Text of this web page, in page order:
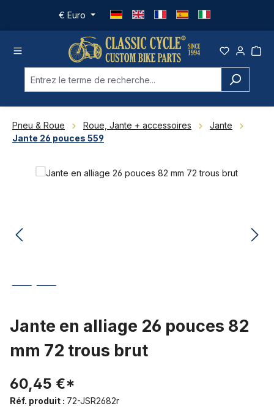
Passer au contenu principal
€ Euro
Pneu & Roue Roue, Jante + accessoires
Jante
Jante 26 pouces 559
Ignorer la galerie d'images
Jante en alliage 26 pouces 82
mm 72 trous brut
60,45 €*
Réf. produit : 72-JSR2682r